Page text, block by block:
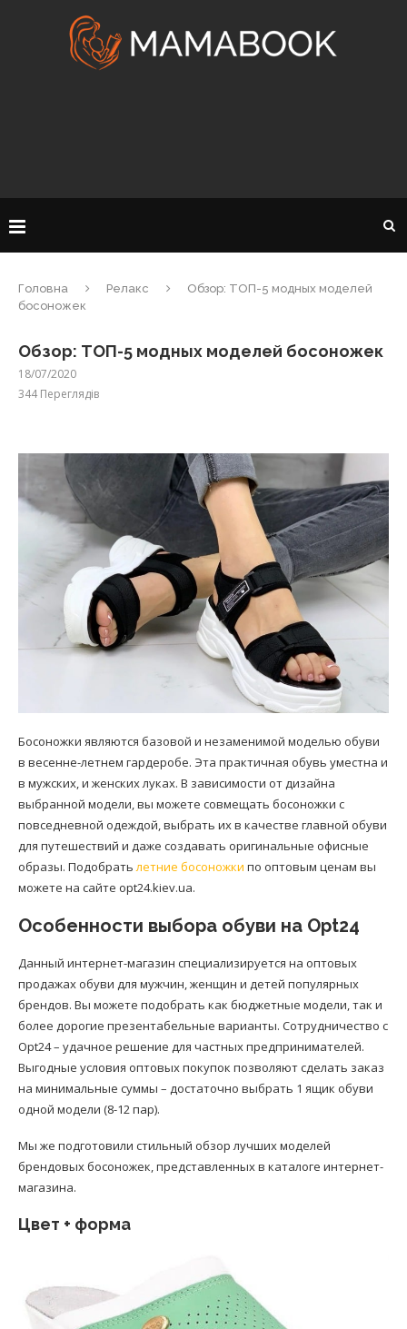
Головна Релакс
Обзор: ТОП-5 модных моделей
босоножек
Обзор: ТОП-5 модных моделей босоножек
18/07/2020
344Переглядів
Босоножки являются базовой и незаменимой моделью обуви
в весенне-летнем гардеробе. Эта практичная обувь уместна и
в мужских, и женских луках. В зависимости от дизайна
выбранной модели, вы можете совмещать босоножки с
повседневной одеждой, выбрать их в качестве главной обуви
для путешествий и даже создавать оригинальные офисные
образы. Подобратьлетние босоножки по оптовым ценам вы
можете на сайте opt24.kiev.ua.
Особенности выбора обуви на Opt24
Данный интернет-магазин специализируется на оптовых
продажах обуви для мужчин, женщин и детей популярных
брендов. Вы можете подобрать как бюджетные модели, так и
более дорогие презентабельные варианты. Сотрудничество с
Opt24 – удачное решение для частных предпринимателей.
Выгодные условия оптовых покупок позволяют сделать заказ
на минимальные суммы – достаточно выбрать 1 ящик обуви
одной модели (8-12 пар).
Мы же подготовили стильный обзор лучших моделей
брендовых босоножек, представленных в каталоге интернет-
магазина.
Цвет + форма